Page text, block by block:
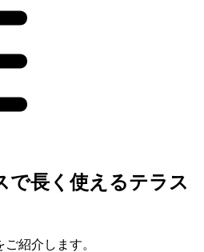
で長く使えるテラス
紹介します。